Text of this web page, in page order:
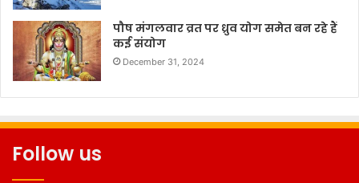
पौष मंगलवार व्रत पर ध्रुव योग समेत बन रहे हैं
कई संयोग
December 31, 2024
Follow us